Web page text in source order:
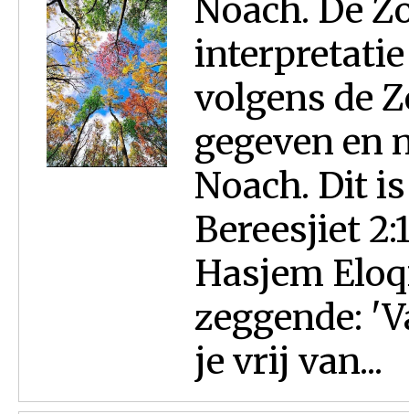
Noach. De
volgens de
gegeven en
Noach. Dit
Bereesjiet
Hasjem
zeggende:
je vrij van...